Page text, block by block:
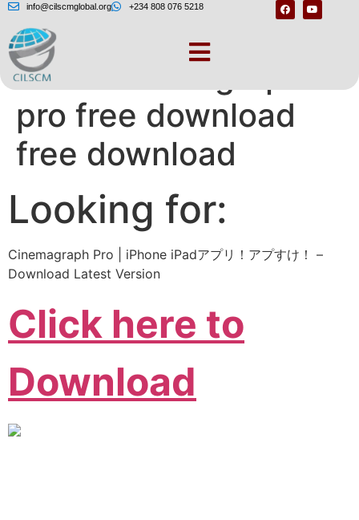
info@cilscmglobal.org +234 808 076 5218
Flixel cinemagraph
pro free download
free download
Looking for:
Cinemagraph Pro | iPhone iPadアプリ！アプすけ！ –
Download Latest Version
Click here to
Download